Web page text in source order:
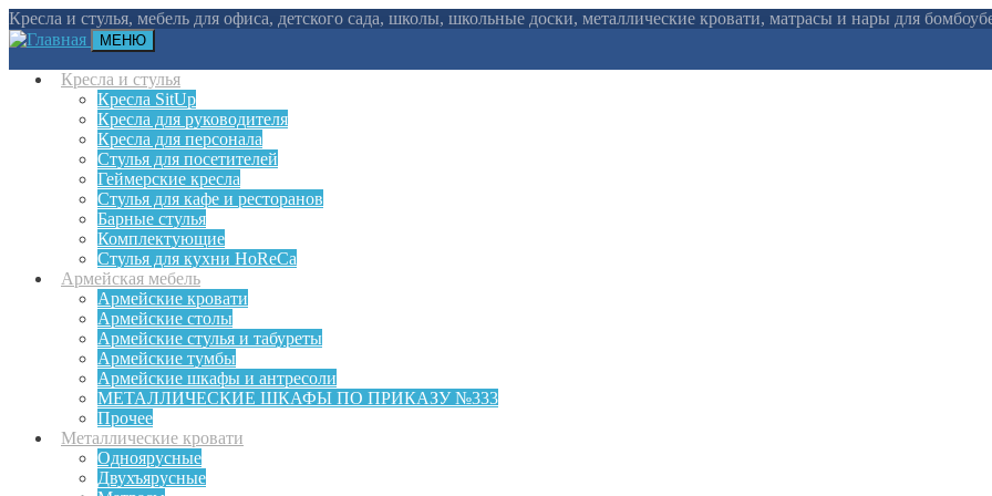
Кресла и стулья, мебель для офиса, детского сада, школы, школьные доски, металлические кровати, матрасы и нары для
МЕНЮ
Кресла и стулья
Кресла SitUp
Кресла для руководителя
Кресла для персонала
Стулья для посетителей
Геймерские кресла
Cтулья для кафе и ресторанов
Барные стулья
Комплектующие
Стулья для кухни HoReCa
Армейская мебель
Армейские кровати
Армейские столы
Армейские стулья и табуреты
Армейские тумбы
Армейские шкафы и антресоли
МЕТАЛЛИЧЕСКИЕ ШКАФЫ ПО ПРИКАЗУ №333
Прочее
Металлические кровати
Одноярусные
Двухъярусные